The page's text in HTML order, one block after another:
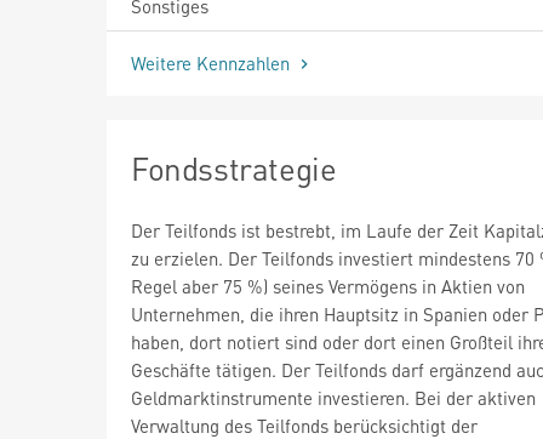
Sonstiges
Weitere Kennzahlen
Fondsstrategie
Der Teilfonds ist bestrebt, im Laufe der Zeit
zu erzielen. Der Teilfonds investiert mindestens 70
Regel aber 75 %) seines Vermögens in Aktien von
Unternehmen, die ihren Hauptsitz in Spanien oder
haben, dort notiert sind oder dort einen Großteil
Geschäfte tätigen. Der Teilfonds darf ergänzend
Geldmarktinstrumente investieren. Bei der aktiven
Verwaltung des Teilfonds berücksichtigt der